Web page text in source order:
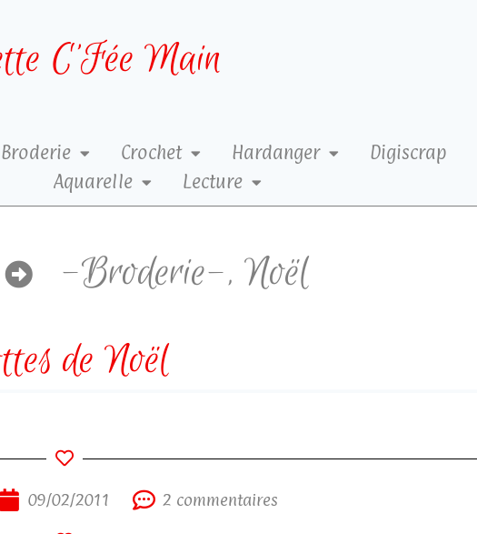
C’Fée Main
Broderie Crochet Hardanger Digiscrap
Aquarelle
Lecture
-Broderie-, Noël
de Noël
09/02/2011 2 commentaires